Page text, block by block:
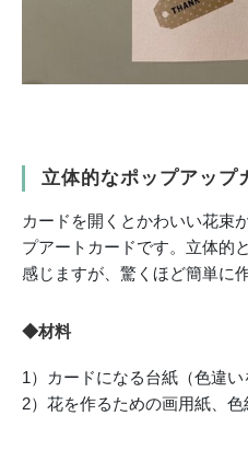
立体的なポップアップ
カードを開くとかわいい花束
プアートカードです。立体的
感じますが、驚くほど簡単に
◆材料
1）カードになる台紙（色違い
2）花を作るための画用紙、色